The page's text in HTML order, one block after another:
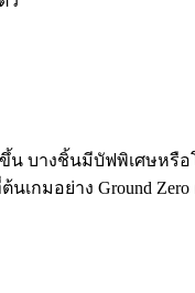
บางชิ้นมีบัฟพิเศษหรือ
กมอย่าง Ground